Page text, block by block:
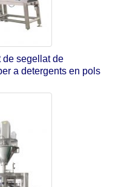
de segellat de
a detergents en pols